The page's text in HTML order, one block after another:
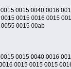
0015 0040 0016
0015 0016 0015
0015 00ab
0015 0040 0016
0015 0015 0015